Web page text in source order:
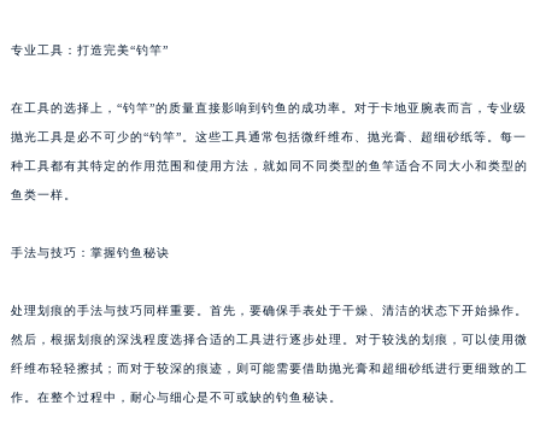
专业工具：打造完美“钓竿”
在工具的选择上，“钓竿”的质量直接影响到钓鱼的成功率。对于卡地亚腕表而言，专业级
抛光工具是必不可少的“钓竿”。这些工具通常包括微纤维布、抛光膏、超细砂纸等。每一
种工具都有其特定的作用范围和使用方法，就如同不同类型的鱼竿适合不同大小和类型的
鱼类一样。
手法与技巧：掌握钓鱼秘诀
处理划痕的手法与技巧同样重要。首先，要确保手表处于干燥、清洁的状态下开始操作。
然后，根据划痕的深浅程度选择合适的工具进行逐步处理。对于较浅的划痕，可以使用微
纤维布轻轻擦拭；而对于较深的痕迹，则可能需要借助抛光膏和超细砂纸进行更细致的工
作。在整个过程中，耐心与细心是不可或缺的钓鱼秘诀。